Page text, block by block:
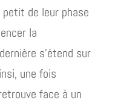
de leur phase
la
s’étend sur
une fois
face à un